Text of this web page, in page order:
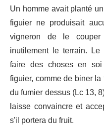
Un homme avait planté
figuier ne produisait
vigneron de le
inutilement le terrain.
faire des choses en
figuier, comme de biner
du fumier dessus (Lc 13,
laisse convaincre et
s'il portera du fruit.